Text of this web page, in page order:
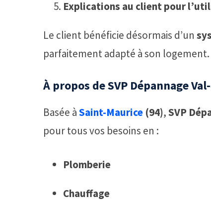
Explications au client pour
Le client bénéficie désormais d’un
parfaitement adapté à son logement.
À propos de SVP Dépannage
Basée àSaint-Maurice (94),SVP
pour tous vos besoins en :
Plomberie
Chauffage